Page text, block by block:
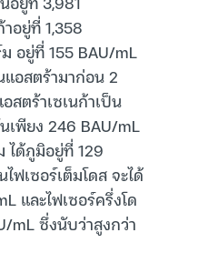
อยู่ที่ 1,358
อยู่ที่ 155 BAU/mL
อสตร้ามาก่อน 2
สตร้าเซเนก้าเป็น
เพียง 246 BAU/mL
ได้ภูมิอยู่ที่ 129
ฟเซอร์เต็มโดส จะได้
และไฟเซอร์ครึ่งโด
mL ซึ่งนับว่าสูงกว่า